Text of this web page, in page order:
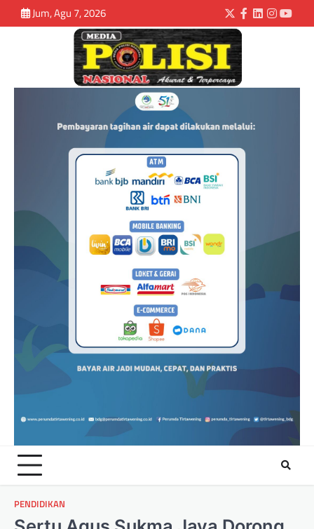
Jum, Agu 7, 2026
PENDIDIKAN